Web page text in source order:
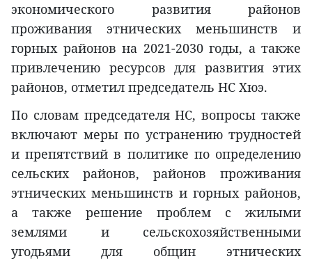
экономического развития районов
проживания этнических меньшинств и
горных районов на 2021-2030 годы, а также
привлечению ресурсов для развития этих
районов, отметил председатель НС Хюэ.
По словам председателя НС, вопросы также
включают меры по устранению трудностей
и препятствий в политике по определению
сельских районов, районов проживания
этнических меньшинств и горных районов,
а также решение проблем с жилыми
землями и сельскохозяйственными
угодьями для общин этнических